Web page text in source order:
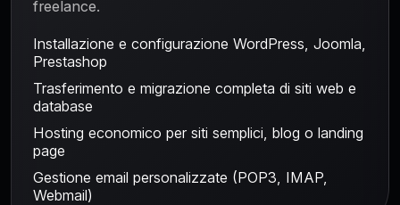
freelance.
Installazione e configurazione WordPress, Joomla,
Prestashop
Trasferimento e migrazione completa di siti web e
database
Hosting economico per siti semplici, blog o landing
page
Gestione email personalizzate (POP3, IMAP,
Webmail)